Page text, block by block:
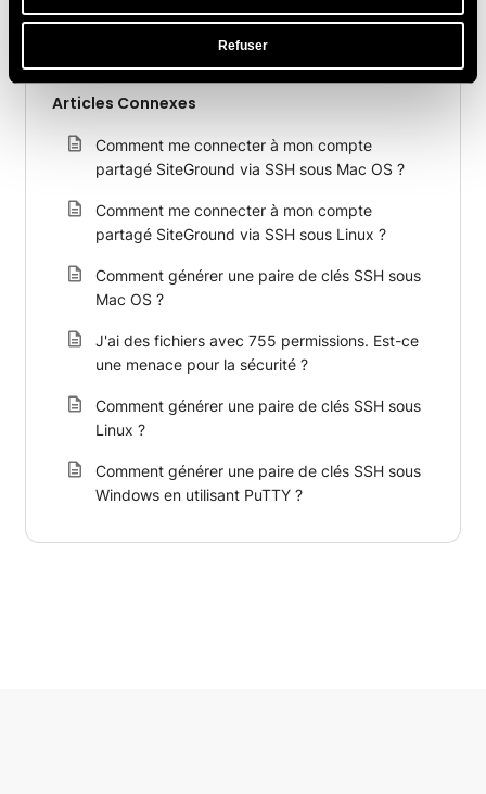
Refuser
Articles Connexes
Comment me connecter à mon compte
partagé SiteGround via SSH sous Mac OS ?
Comment me connecter à mon compte
partagé SiteGround via SSH sous Linux ?
Comment générer une paire de clés SSH sous
Mac OS ?
J'ai des fichiers avec 755 permissions. Est-ce
une menace pour la sécurité ?
Comment générer une paire de clés SSH sous
Linux ?
Comment générer une paire de clés SSH sous
Windows en utilisant PuTTY ?